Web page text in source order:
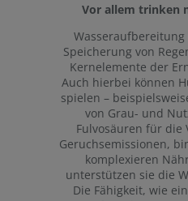
Vor allem trinken
Speicherung von
Kernelemente der
Auch hierbei können
spielen –
von Grau- und
Fulvosäuren für die
Geruchsemissionen,
komplexieren
unterstützen sie die
Die Fähigkeit, wie